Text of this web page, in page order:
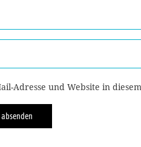
Adresse und Website in